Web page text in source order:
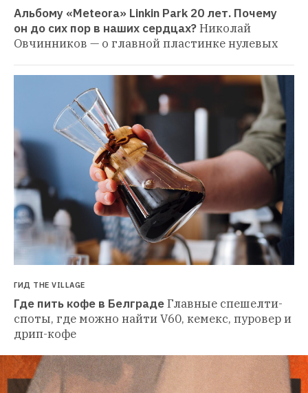
Альбому «Meteora» Linkin Park 20 лет. Почему
он до сих пор в наших сердцах?Николай
Овчинников — о главной пластинке нулевых
ГИД THE VILLAGE
Где пить кофе в БелградеГлавные спешелти-
споты, где можно найти V60, кемекс, пуровер и
дрип-кофе